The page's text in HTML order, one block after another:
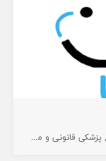
پزشکی قانونی و مسمومیت ها